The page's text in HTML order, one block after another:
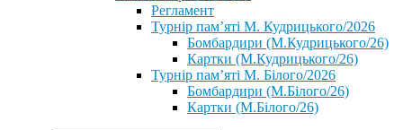
Регламент
Турнір пам’яті М. Кудрицького/2026
Бомбардири (М.Кудрицького/26)
Картки (М.Кудрицького/26)
Турнір пам’яті М. Білого/2026
Бомбардири (М.Білого/26)
Картки (М.Білого/26)